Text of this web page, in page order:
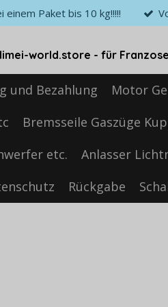
Paket bis 10 kg!!!!!
world.store - für
und Bezahlung Motor
Bremsseile Gaszüge
etc. Anlasser
Rückgabe